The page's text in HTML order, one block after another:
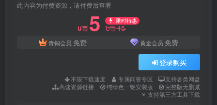
此内容为付费资源，请付费后查看
U币 5 限时特惠
U币15
青铜会员 免费 黄金会员 免费
登录购买
不限下载速度 专属问答专区
支持各类网盘
高速资源链接
纯绿色一键安装版
完整版无删减
支持第三方工具下载